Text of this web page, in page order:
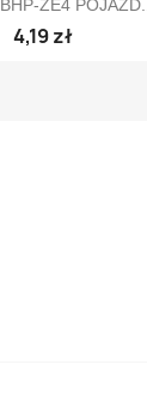
ZE4 POJAZD...
4,19 zł